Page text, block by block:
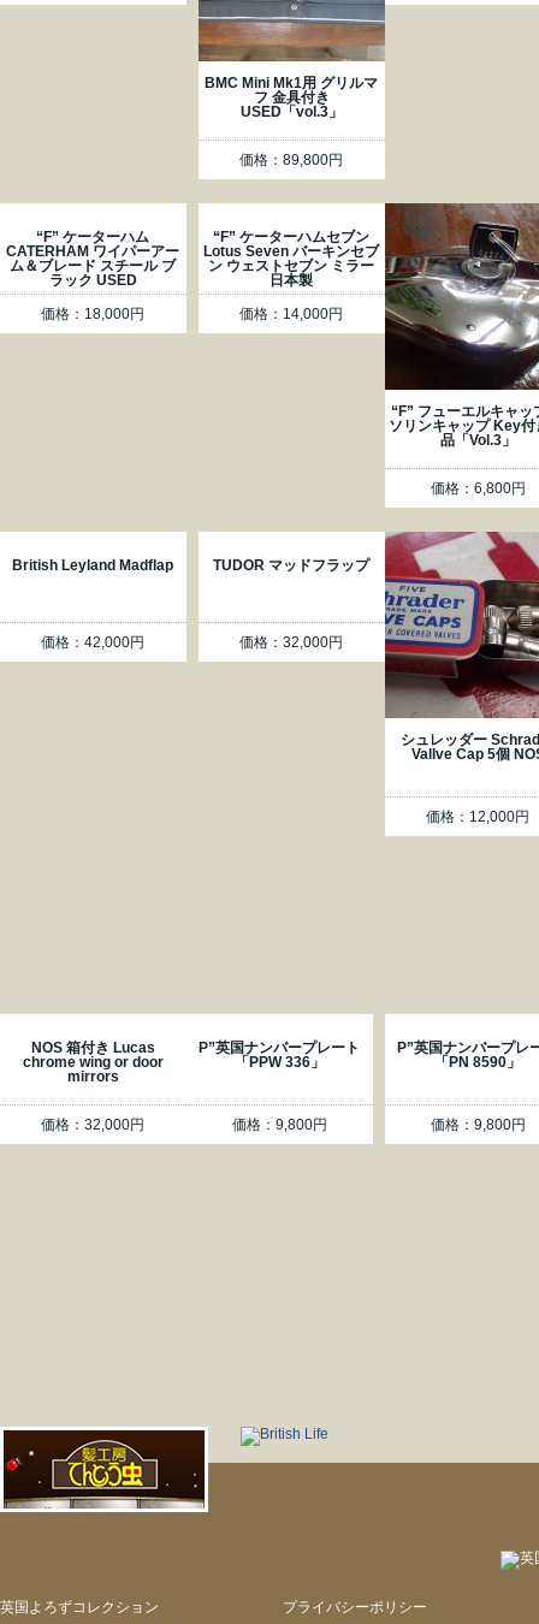
BMC Mini Mk1用 グリルマ
フ 金具付き
USED「vol.3」
価格：89,800円
“F” ケーターハム
CATERHAM ワイパーアー
ム＆ブレード スチール ブ
ラック USED
価格：18,000円
“F” ケーターハムセブン
Lotus Seven バーキンセブ
ン ウェストセブン ミラー
日本製
価格：14,000円
“F” フューエルキャッ
ソリンキャップ Key付
品「Vol.3」
価格：6,800円
British Leyland Madflap
価格：42,000円
TUDOR マッドフラップ
価格：32,000円
シュレッダー
Vallve Cap 5個
価格：12,000円
NOS 箱付き Lucas
chrome wing or door
mirrors
価格：32,000円
P”英国ナンバープレート
「PPW 336」
価格：9,800円
P”英国ナンバープレ
「PN 8590」
価格：9,800円
英国よろずコレクション
プライバシーポリシー